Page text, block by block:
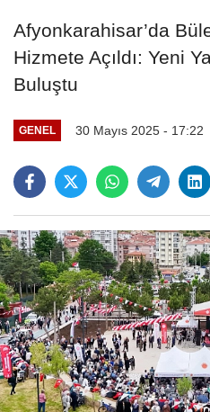
Afyonkarahisar’da
Hizmete Açıldı: Yeni
Buluştu
GENEL 30 Mayıs 2025 - 17:22